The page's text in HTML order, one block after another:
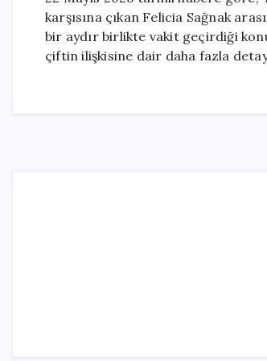
karşısına çıkan Felicia Sağnak
bir aydır birlikte vakit geçirdiği
çiftin ilişkisine dair daha fazla